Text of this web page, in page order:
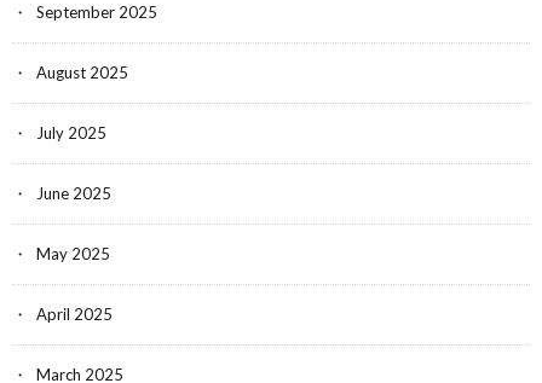
September 2025
August 2025
July 2025
June 2025
May 2025
April 2025
March 2025